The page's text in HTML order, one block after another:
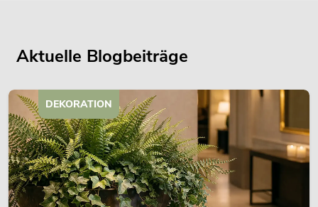
Aktuelle Blogbeiträge
DEKORATION